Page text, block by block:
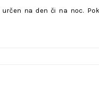
na den či na noc.